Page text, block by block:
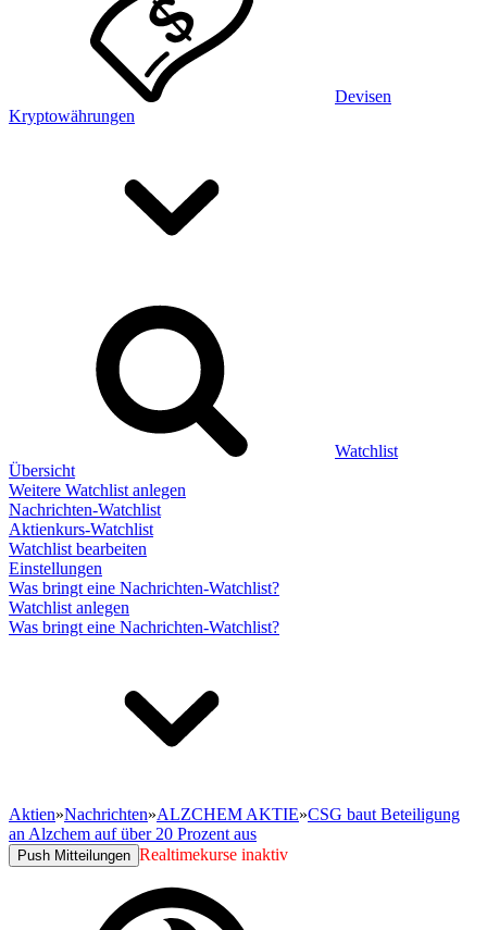
Devisen
Kryptowährungen
Watchlist
Übersicht
Weitere Watchlist anlegen
Nachrichten-Watchlist
Aktienkurs-Watchlist
Watchlist bearbeiten
Einstellungen
Was bringt eine Nachrichten-Watchlist?
Watchlist anlegen
Was bringt eine Nachrichten-Watchlist?
Aktien»Nachrichten»ALZCHEM AKTIE»CSG baut Beteiligung
an Alzchem auf über 20 Prozent aus
Push Mitteilungen Realtimekurse inaktiv